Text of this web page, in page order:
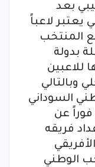
بعد
يعتبر لاعباً
المنتخب
بدولة
للاعبين
وبالتالي
السوداني
فوراً عن
فريقه
الوطني